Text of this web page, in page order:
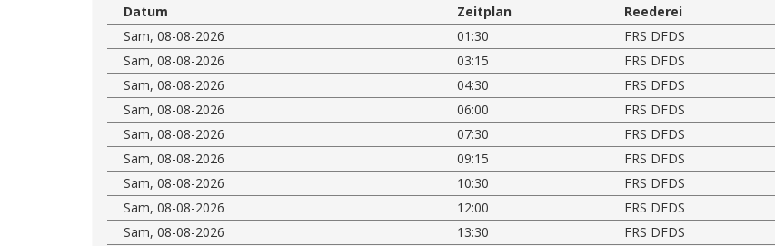
Datum Zeitplan Reederei
Sam, 08-08-2026
01:30 FRS DFDS
Sam, 08-08-2026
03:15 FRS DFDS
Sam, 08-08-2026
04:30 FRS DFDS
Sam, 08-08-2026
06:00 FRS DFDS
Sam, 08-08-2026
07:30 FRS DFDS
Sam, 08-08-2026
09:15 FRS DFDS
Sam, 08-08-2026
10:30 FRS DFDS
Sam, 08-08-2026
12:00 FRS DFDS
Sam, 08-08-2026
13:30 FRS DFDS